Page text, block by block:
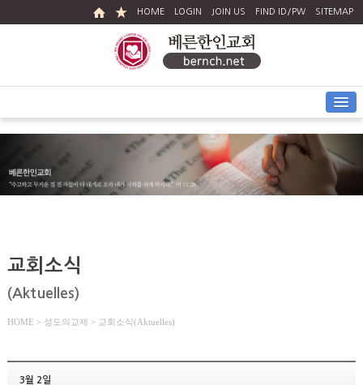
HOME LOGIN JOIN US FIND ID/PW SITEMAP
교회소식
(Aktuelles)
HOME > 성도의교제 > 교회소식(Aktuelles)
3월 2일